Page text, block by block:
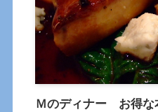
Ｍのディナー お得な